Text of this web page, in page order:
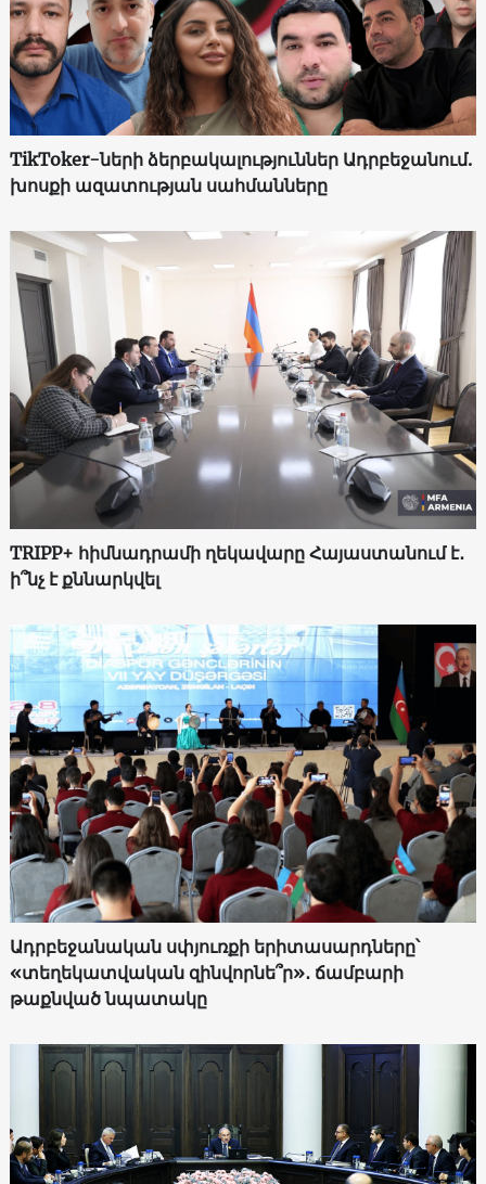
TikToker-ների ձերբակալություններ Ադրբեջանում.
խոսքի ազատության սահմանները
TRIPP+ հիմնադրամի ղեկավարը Հայաստանում է․
ի՞նչ է քննարկվել
Ադրբեջանական սփյուռքի երիտասարդները՝
«տեղեկատվական զինվորնե՞ր»․ ճամբարի
թաքնված նպատակը